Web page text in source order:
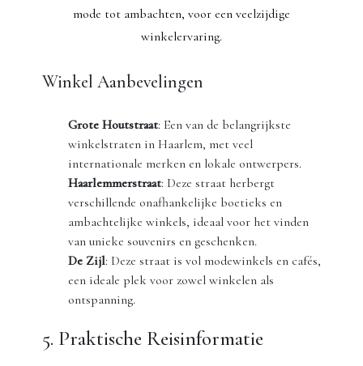
mode tot ambachten, voor een veelzijdige
winkelervaring.
Winkel Aanbevelingen
Grote Houtstraat: Een van de belangrijkste
winkelstraten in Haarlem, met veel
internationale merken en lokale ontwerpers.
Haarlemmerstraat: Deze straat herbergt
verschillende onafhankelijke boetieks en
ambachtelijke winkels, ideaal voor het vinden
van unieke souvenirs en geschenken.
De Zijl: Deze straat is vol modewinkels en cafés,
een ideale plek voor zowel winkelen als
ontspanning.
5. Praktische Reisinformatie